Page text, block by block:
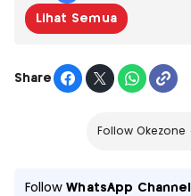
Lihat Semua
Share
Follow
FollowWhatsApp